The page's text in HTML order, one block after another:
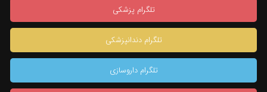
تلگرام پزشکی
تلگرام دندانپزشکی
تلگرام داروسازی